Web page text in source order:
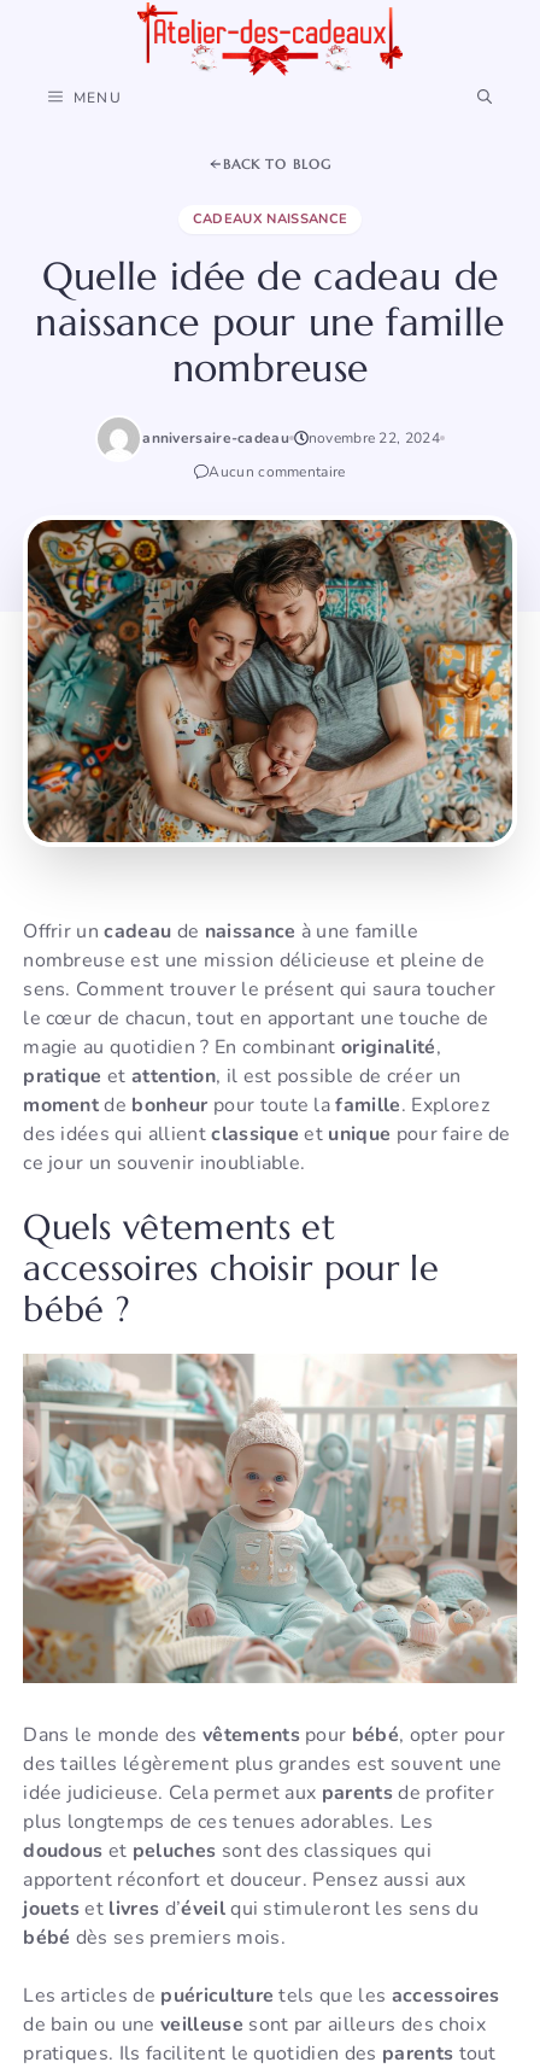
MENU
BACK TO BLOG
CADEAUX NAISSANCE
Quelle idée de cadeau de
naissance pour une famille
nombreuse
anniversaire-cadeau
novembre 22, 2024
Aucun commentaire
Offrir uncadeau de naissance à une famille
nombreuse est une mission délicieuse et pleine de
sens. Comment trouver le présent qui saura toucher
le cœur de chacun, tout en apportant une touche de
magie au quotidien ? En combinantoriginalité,
pratique etattention, il est possible de créer un
momentde bonheur pour toute lafamille. Explorez
des idées qui allientclassique et unique pour faire de
ce jour un souvenir inoubliable.
Quels vêtements et
accessoires choisir pour le
bébé ?
Dans le monde des vêtementspour bébé, opter pour
des tailles légèrement plus grandes est souvent une
idée judicieuse. Cela permet aux parentsde profiter
plus longtemps de ces tenues adorables. Les
doudous et peluches sont des classiques qui
apportent réconfort et douceur. Pensez aussi aux
jouetset livres d’éveilqui stimuleront les sens du
bébé dès ses premiers mois.
Les articles de puériculture tels que les accessoires
de bain ou une veilleuse sont par ailleurs des choix
pratiques. Ils facilitent le quotidien des parents tout